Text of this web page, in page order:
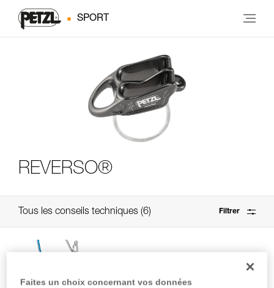
SPORT
REVERSO®
Tous les conseils techniques 6 Filtrer
Faites un choix concernant vos données